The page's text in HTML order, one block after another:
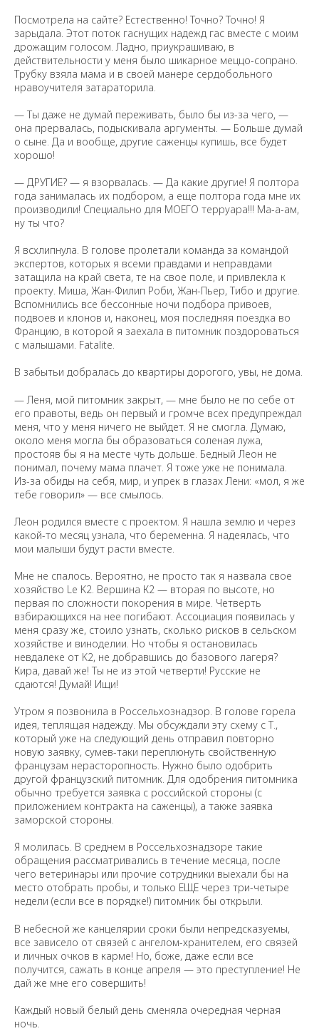
Посмотрела на сайте? Естественно! Точно? Точно! Я
зарыдала. Этот поток гаснущих надежд гас вместе с моим
дрожащим голосом. Ладно, приукрашиваю, в
действительности у меня было шикарное меццо-сопрано.
Трубку взяла мама и в своей манере сердобольного
нравоучителя затараторила.
— Ты даже не думай переживать, было бы из-за чего, —
она прервалась, подыскивала аргументы. — Больше думай
о сыне. Да и вообще, другие саженцы купишь, все будет
хорошо!
— ДРУГИЕ? — я взорвалась. — Да какие другие! Я полтора
года занималась их подбором, а еще полтора года мне их
производили! Специально для МОЕГО терруара!!! Ма-а-ам,
ну ты что?
Я всхлипнула. В голове пролетали команда за командой
экспертов, которых я всеми правдами и неправдами
затащила на край света, те на свое поле, и привлекла к
проекту. Миша, Жан-Филип Роби, Жан-Пьер, Тибо и другие.
Вспомнились все бессонные ночи подбора привоев,
подвоев и клонов и, наконец, моя последняя поездка во
Францию, в которой я заехала в питомник поздороваться
с малышами. Fatalite.
В забытьи добралась до квартиры дорогого, увы, не дома.
— Леня, мой питомник закрыт, — мне было не по себе от
его правоты, ведь он первый и громче всех предупреждал
меня, что у меня ничего не выйдет. Я не смогла. Думаю,
около меня могла бы образоваться соленая лужа,
простояв бы я на месте чуть дольше. Бедный Леон не
понимал, почему мама плачет. Я тоже уже не понимала.
Из-за обиды на себя, мир, и упрек в глазах Лени: «мол, я же
тебе говорил» — все смылось.
Леон родился вместе с проектом. Я нашла землю и через
какой-то месяц узнала, что беременна. Я надеялась, что
мои малыши будут расти вместе.
Мне не спалось. Вероятно, не просто так я назвала свое
хозяйство Le K2. Вершина К2 — вторая по высоте, но
первая по сложности покорения в мире. Четверть
взбирающихся на нее погибают. Ассоциация появилась у
меня сразу же, стоило узнать, сколько рисков в сельском
хозяйстве и виноделии. Но чтобы я остановилась
невдалеке от K2, не добравшись до базового лагеря?
Кира, давай же! Ты не из этой четверти! Русские не
сдаются! Думай! Ищи!
Утром я позвонила в Россельхознадзор. В голове горела
идея, теплящая надежду. Мы обсуждали эту схему с Т.,
который уже на следующий день отправил повторно
новую заявку, сумев-таки переплюнуть свойственную
французам нерасторопность. Нужно было одобрить
другой французский питомник. Для одобрения питомника
обычно требуется заявка с российской стороны (с
приложением контракта на саженцы), а также заявка
заморской стороны.
Я молилась. В среднем в Россельхознадзоре такие
обращения рассматривались в течение месяца, после
чего ветеринары или прочие сотрудники выехали бы на
место отобрать пробы, и только ЕЩЕ через три-четыре
недели (если все в порядке!) питомник бы открыли.
В небесной же канцелярии сроки были непредсказуемы,
все зависело от связей с ангелом-хранителем, его связей
и личных очков в карме! Но, боже, даже если все
получится, сажать в конце апреля — это преступление! Не
дай же мне его совершить!
Каждый новый белый день сменяла очередная черная
ночь.